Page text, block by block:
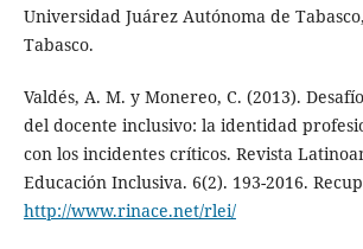
Universidad Juárez Autónoma de
Tabasco.
Valdés, A. M. y Monereo, C. (2013).
del docente inclusivo: la identidad
con los incidentes críticos. Revista
Educación Inclusiva. 6(2). 193-2016.
http://www.rinace.net/rlei/